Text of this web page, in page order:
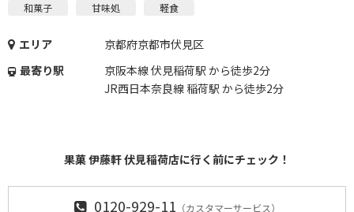
和菓子 甘味処 軽食
エリア
京都府京都市伏見区
最寄り駅
京阪本線 伏見稲荷駅 から徒歩2分
JR西日本奈良線 稲荷駅 から徒歩2分
果菓 伊藤軒 伏見稲荷店に行く前にチェック！
0120-929-11 （カスタマーサービス）